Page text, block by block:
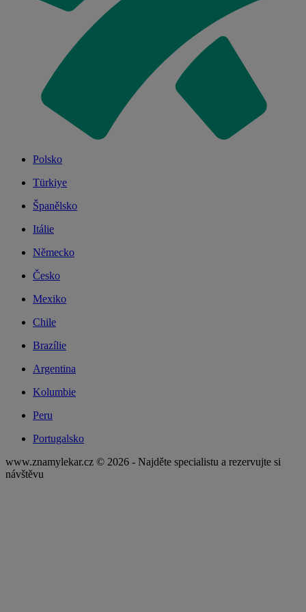
Polsko
Türkiye
Španělsko
Itálie
Německo
Česko
Mexiko
Chile
Brazílie
Argentina
Kolumbie
Peru
Portugalsko
www.znamylekar.cz © 2026 - Najděte specialistu a rezervujte si
návštěvu